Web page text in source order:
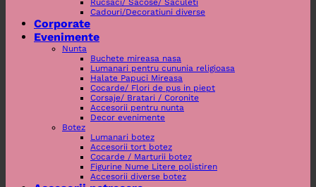
Rucsaci/ Sacose/ Saculeti
Cadouri/Decoratiuni diverse
Corporate
Evenimente
Nunta
Buchete mireasa nasa
Lumanari pentru cununia religioasa
Halate Papuci Mireasa
Cocarde/ Flori de pus in piept
Corsaje/ Bratari / Coronite
Accesorii pentru nunta
Decor evenimente
Botez
Lumanari botez
Accesorii tort botez
Cocarde / Marturii botez
Figurine Nume Litere polistiren
Accesorii diverse botez